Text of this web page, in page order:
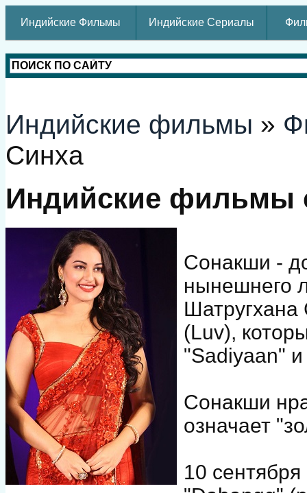
Индийские Фильмы Индийские Сериалы
Индийские фильмы »
Синха
Индийские фильмы
Сонакши -
нынешнего
(Luv),
"Sadiyaan"
Сонакши
означает
10